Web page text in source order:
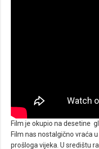
Film je okupio na desetine
Film nas nostalgično vraća
prošloga vijeka. U središtu